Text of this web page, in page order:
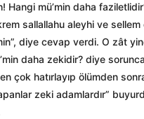
Hangi mü’min daha
sallallahu aleyhi ve sellem
diye cevap verdi. O zât
daha zekidir? diye
çok hatırlayıp ölümden
zeki adamlardır”